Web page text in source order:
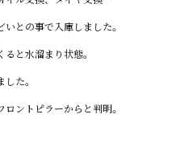
との事で入庫しました。
と水溜まり状態。
た。
ントピラーからと判明。